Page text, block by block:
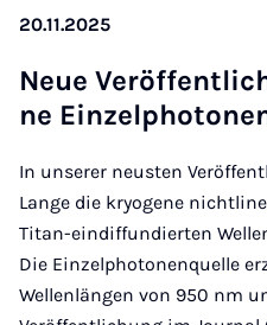
20.11.2025
Neue
ne
In unserer neusten
Lange die kryogene
Titan-eindiffundierten
Die Einzelphotonenquelle
Wellenlängen von 950 nm